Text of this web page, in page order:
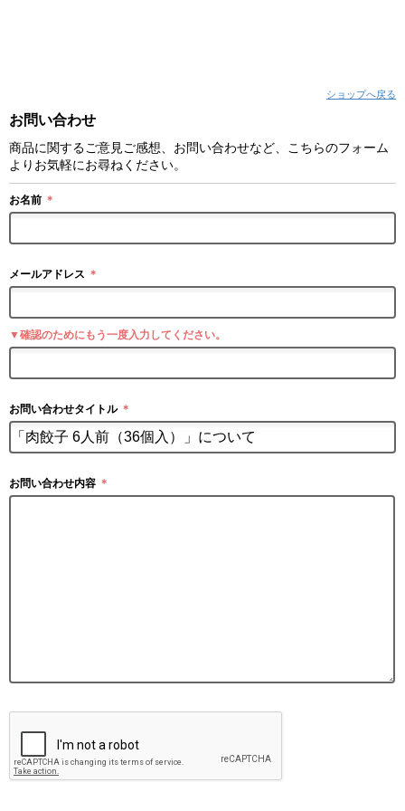
ショップへ戻る
お問い合わせ
商品に関するご意見ご感想、お問い合わせなど、こちらのフォーム
よりお気軽にお尋ねください。
お名前 ＊
メールアドレス ＊
▼確認のためにもう一度入力してください。
お問い合わせタイトル ＊
お問い合わせ内容 ＊